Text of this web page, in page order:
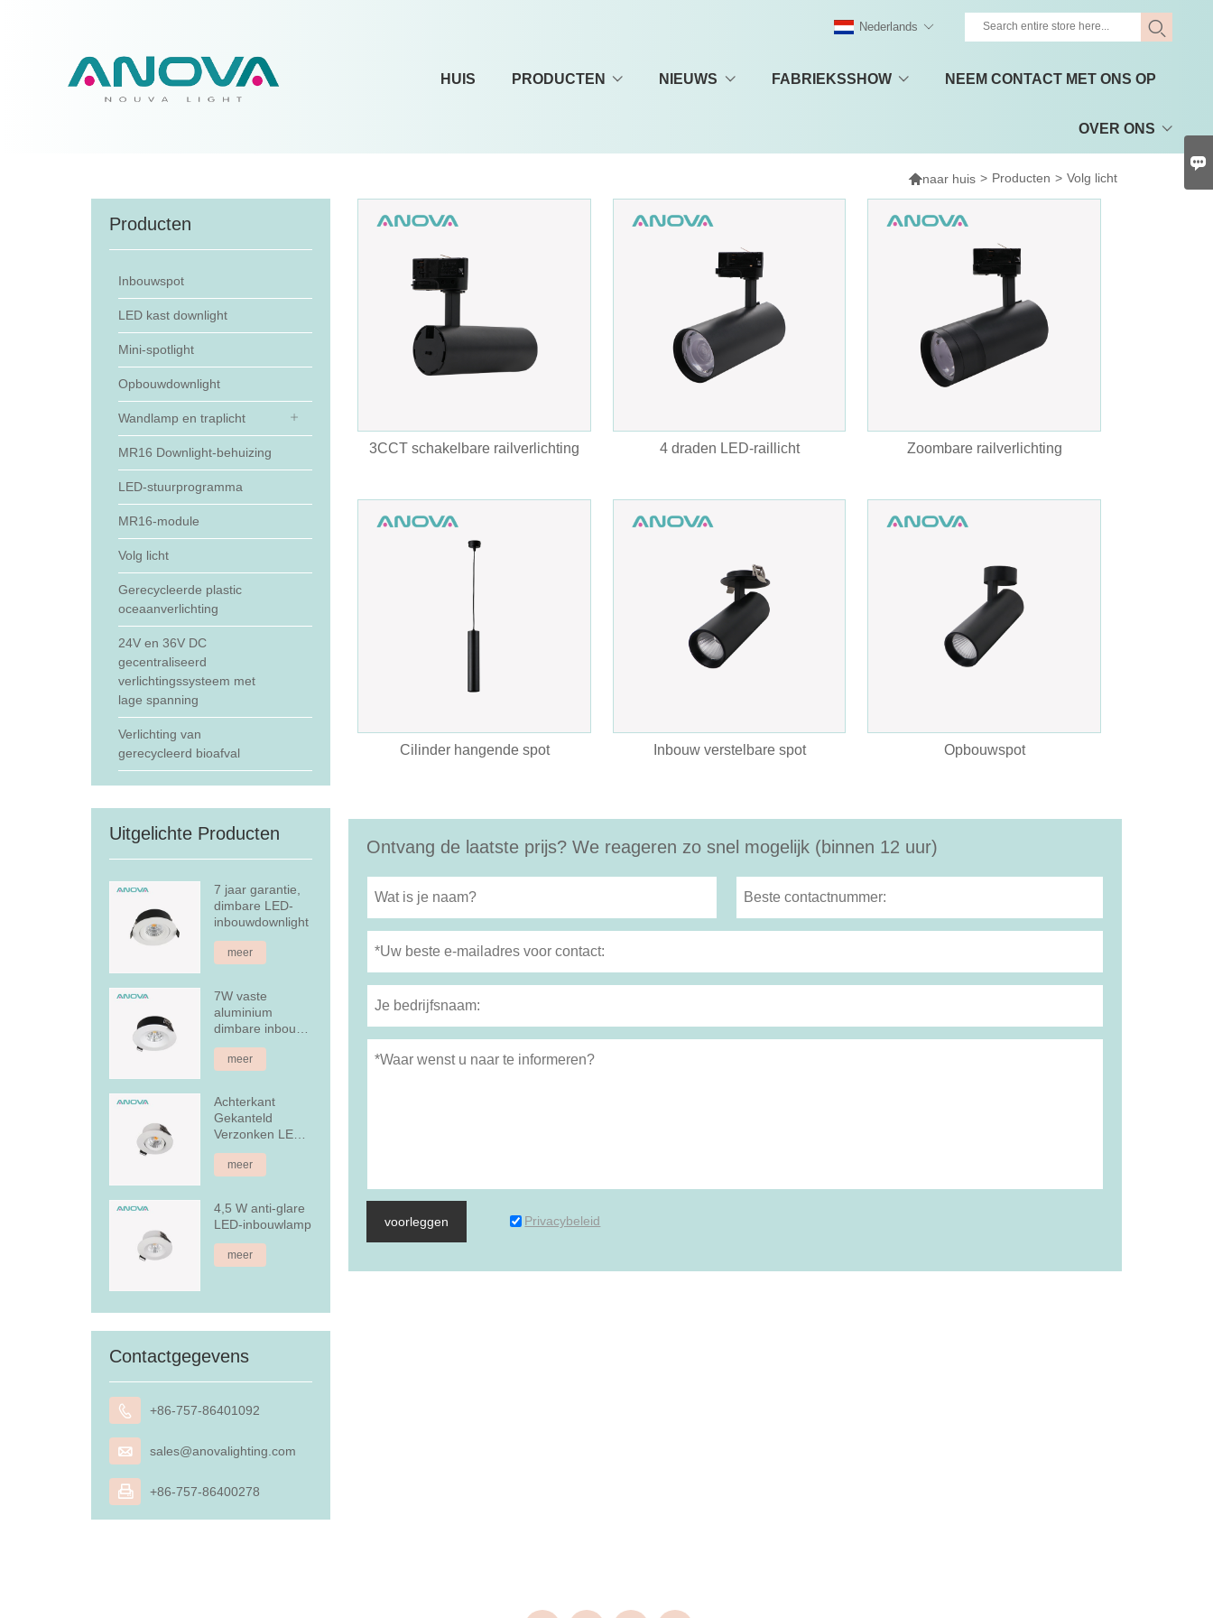
HUIS PRODUCTEN NIEUWS FABRIEKSSHOW NEEM CONTACT MET ONS OP
OVER ONS
Nederlands
naar huis > Producten > Volg licht
Producten
Inbouwspot
LED kast downlight
Mini-spotlight
Opbouwdownlight
Wandlamp en traplicht
MR16 Downlight-behuizing
LED-stuurprogramma
MR16-module
Volg licht
Gerecycleerde plastic
oceaanverlichting
24V en 36V DC
gecentraliseerd
verlichtingssysteem met
lage spanning
Verlichting van
gerecycleerd bioafval
Uitgelichte Producten
7 jaar garantie,
dimbare LED-
inbouwdownlight
meer
7W vaste
aluminium
dimbare inbouw
LED-downlight
meer
Achterkant
Gekanteld
Verzonken LED-
downlight
meer
4,5 W anti-glare
LED-inbouwlamp
meer
Contactgegevens
 +86-757-86401092
 sales@anovalighting.com
 +86-757-86400278
3CCT schakelbare railverlichting 4 draden LED-raillicht Zoombare railverlichting
Cilinder hangende spot Inbouw verstelbare spot Opbouwspot
Ontvang de laatste prijs? We reageren zo snel mogelijk (binnen 12 uur)
voorleggen Privacybeleid
